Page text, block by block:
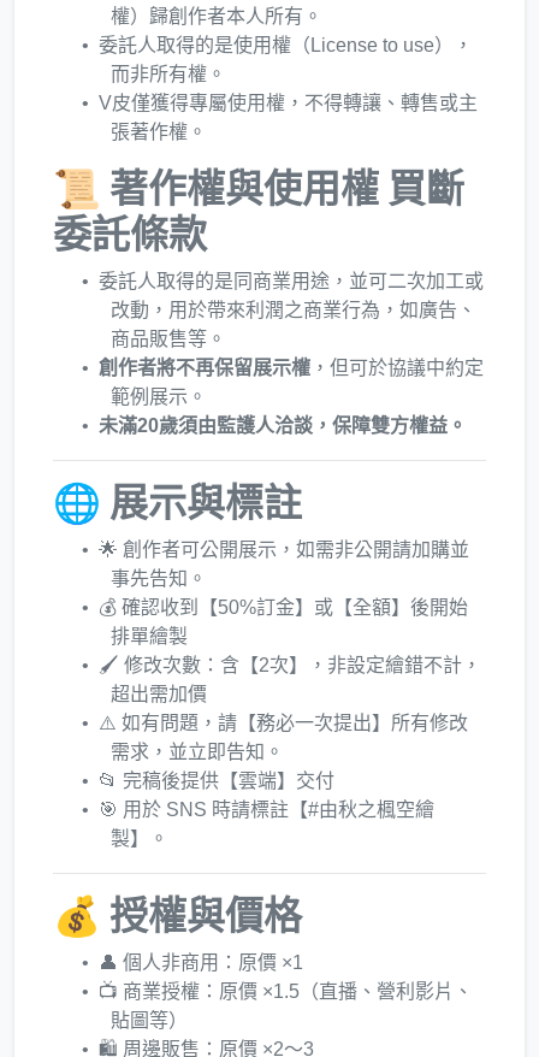
權）歸創作者本人所有。
委託人取得的是使用權（License to use），
而非所有權。
V皮僅獲得專屬使用權，不得轉讓、轉售或主
張著作權。
📜 著作權與使用權 買斷
委託條款
委託人取得的是同商業用途，並可二次加工或
改動，用於帶來利潤之商業行為，如廣告、
商品販售等。
創作者將不再保留展示權 ，但可於協議中約定
範例展示。
未滿20歲須由監護人洽談，保障雙方權益。
🌐 展示與標註
🌟 創作者可公開展示，如需非公開請加購並
事先告知。
💰 確認收到【50%訂金】或【全額】後開始
排單繪製
🖌️ 修改次數：含【2次】，非設定繪錯不計，
超出需加價
⚠️ 如有問題，請【務必一次提出】所有修改
需求，並立即告知。
📂 完稿後提供【雲端】交付
🎯 用於 SNS 時請標註【#由秋之楓空繪
製】。
💰 授權與價格
👤 個人非商用：原價 ×1
📺 商業授權：原價 ×1.5（直播、營利影片、
貼圖等）
🛍️ 周邊販售：原價 ×2～3